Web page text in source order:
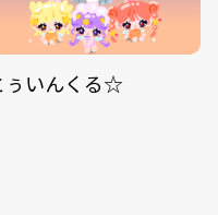
ぅいんくる☆